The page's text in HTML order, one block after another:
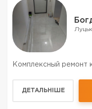
Комплексный ремонт
ДЕТАЛЬНІШЕ